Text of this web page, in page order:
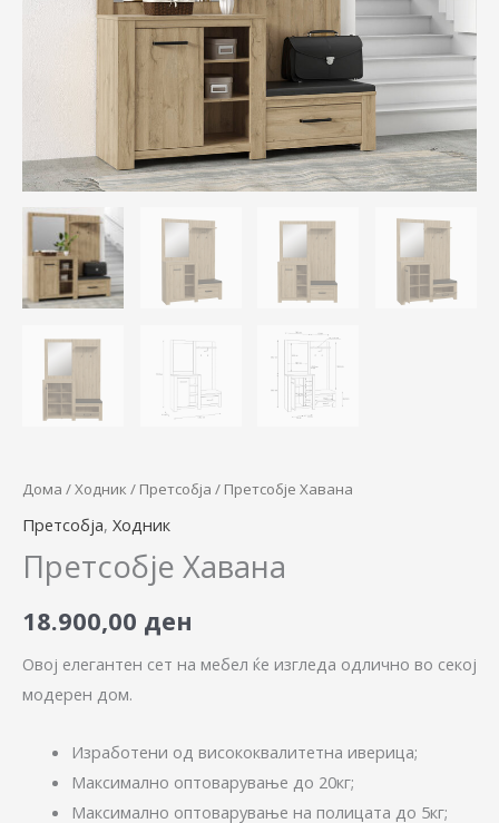
Дома /Ходник / Претсобја / Претсобје Хавана
Претсобја, Ходник
Претсобје Хавана
18.900,00 ден
Овој елегантен сет на мебел ќе изгледа одлично во секој
модерен дом.
Изработени од висококвалитетна иверица;
Максимално оптоварување до 20кг;
Максимално оптоварување на полицата до 5кг;